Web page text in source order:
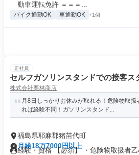
動車運転免許 ＝＝＝...
バイク通勤OK 車通勤OK +1個
正社員
セルフガソリンスタンドでの接客ス
株式会社栗林商店
月8日しっかりお休みが取れる！危険物取扱
れば経験不問！ガソリンスタンド...
福島県耶麻郡猪苗代町
月給18万7000円以上
経験・資格 【必須】 ・危険物取扱者